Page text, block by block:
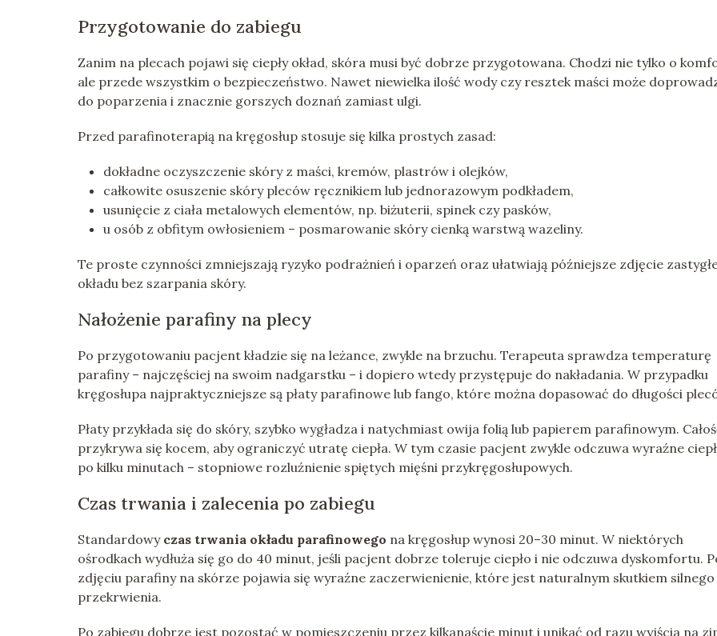
Przygotowanie do zabiegu
Zanim na plecach pojawi się ciepły okład, skóra musi być dobrze przygotowana. Chodzi nie tylko o
ale przede wszystkim o bezpieczeństwo. Nawet niewielka ilość wody czy resztek maści może
do poparzenia i znacznie gorszych doznań zamiast ulgi.
Przed parafinoterapią na kręgosłup stosuje się kilka prostych zasad:
dokładne oczyszczenie skóry z maści, kremów, plastrów i olejków,
całkowite osuszenie skóry pleców ręcznikiem lub jednorazowym podkładem,
usunięcie z ciała metalowych elementów, np. biżuterii, spinek czy pasków,
u osób z obfitym owłosieniem – posmarowanie skóry cienką warstwą wazeliny.
Te proste czynności zmniejszają ryzyko podrażnień i oparzeń oraz ułatwiają późniejsze zdjęcie
okładu bez szarpania skóry.
Nałożenie parafiny na plecy
Po przygotowaniu pacjent kładzie się na leżance, zwykle na brzuchu. Terapeuta sprawdza temperaturę
parafiny – najczęściej na swoim nadgarstku – i dopiero wtedy przystępuje do nakładania. W przypadku
kręgosłupa najpraktyczniejsze są płaty parafinowe lub fango, które można dopasować do długości
Płaty przykłada się do skóry, szybko wygładza i natychmiast owija folią lub papierem parafinowym.
przykrywa się kocem, aby ograniczyć utratę ciepła. W tym czasie pacjent zwykle odczuwa wyraźne
po kilku minutach – stopniowe rozluźnienie spiętych mięśni przykręgosłupowych.
Czas trwania i zalecenia po zabiegu
Standardowy czas trwania okładu parafinowego na kręgosłup wynosi 20–30 minut. W niektórych
ośrodkach wydłuża się go do 40 minut, jeśli pacjent dobrze toleruje ciepło i nie odczuwa dyskomfortu.
zdjęciu parafiny na skórze pojawia się wyraźne zaczerwienienie, które jest naturalnym skutkiem silnego
przekrwienia.
Po zabiegu dobrze jest pozostać w pomieszczeniu przez kilkanaście minut i unikać od razu wyjścia na